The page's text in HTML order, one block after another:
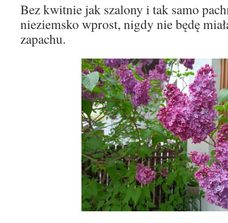
Bez kwitnie jak szalony i tak samo
nieziemsko wprost, nigdy nie będę
zapachu.